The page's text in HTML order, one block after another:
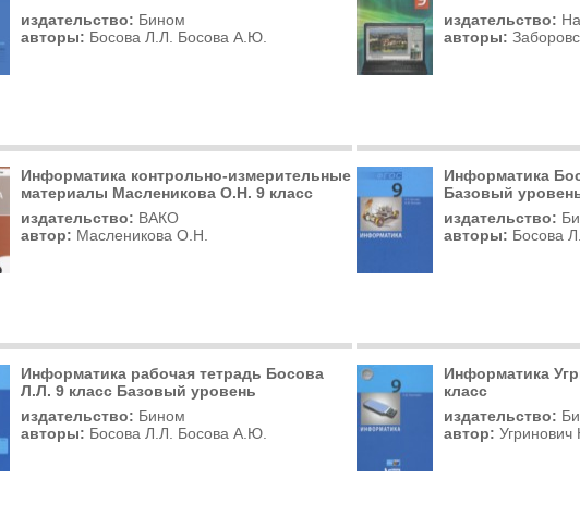
издательство: Бином
авторы: Босова Л.Л. Босова А.Ю.
издательство:
авторы:
Информатика контрольно-измерительные
материалы Масленикова О.Н. 9 класс
издательство: ВАКО
автор: Масленикова О.Н.
Информатика
Базовый
издательство:
авторы: Босова
Информатика рабочая тетрадь Босова
Л.Л. 9 класс Базовый уровень
издательство: Бином
авторы: Босова Л.Л. Босова А.Ю.
Информатика
класс
издательство:
автор:Угринович